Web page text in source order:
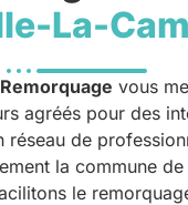
La-
vous
agréés pour des
réseau de
la commune de
le